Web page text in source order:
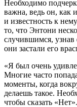
Необходимо
важна, ведь он, как
и известность к
то, что Энтони
случившимся, узнав
они застали его
«Я был очень
Многие часто
моменты, когда
делаешь такое.
чтобы сказать «Нет».